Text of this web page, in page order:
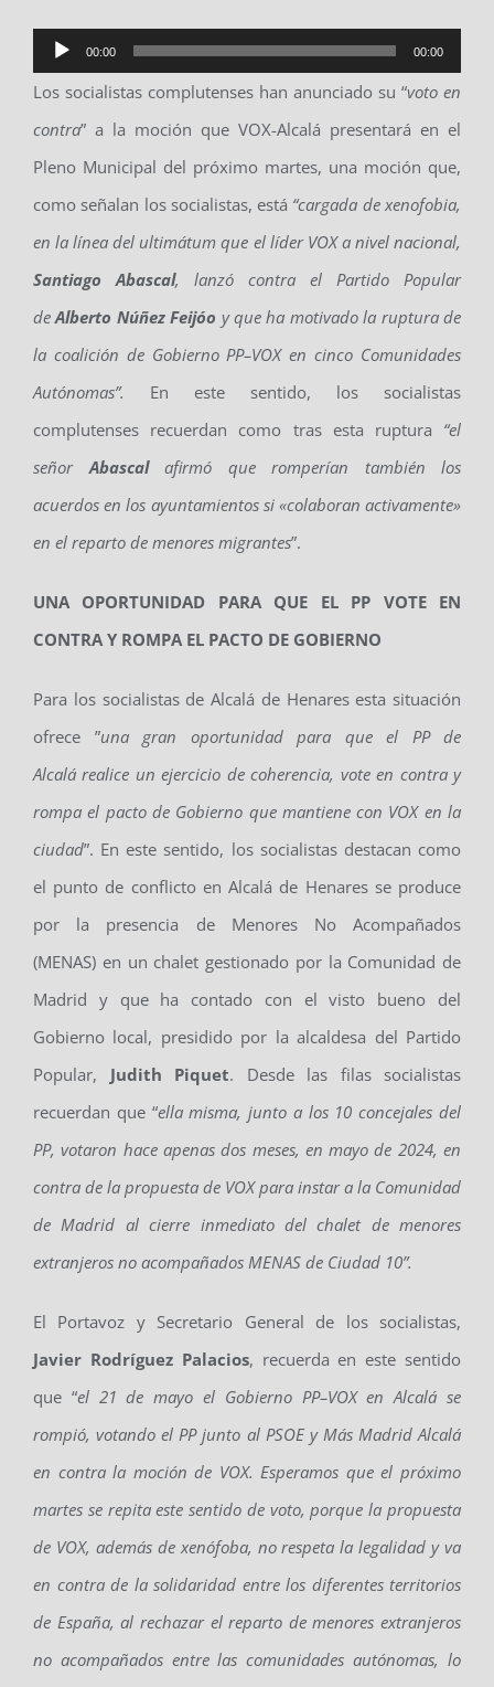
Reproductor
de
audio
00:00 00:00
Los socialistas complutenses han anunciado su “voto en
contra” a la moción que VOX-Alcalá presentará en el
Pleno Municipal del próximo martes, una moción que,
como señalan los socialistas, está “cargada de xenofobia,
en la línea del ultimátum que el líder VOX a nivel nacional,
Santiago Abascal, lanzó contra el Partido Popular
de Alberto NúñezFeijóo y que ha motivadola ruptura de
la coalición de Gobierno PP–VOX en cinco Comunidades
Autónomas”. En este sentido, los socialistas
complutenses recuerdan como tras esta ruptura “el
señor Abascal afirmó que romperían también los
acuerdos en los ayuntamientos si «colaboran activamente»
en el reparto de menores migrantes”.
UNA OPORTUNIDAD PARA QUE EL PP VOTE EN
CONTRA Y ROMPA EL PACTO DE GOBIERNO
Para los socialistas de Alcalá de Henares esta situación
ofrece ”una gran oportunidad para que el PPde
Alcalá realice un ejercicio de coherencia, vote en contra y
rompa el pacto de Gobierno que mantiene con VOX en la
ciudad”. En este sentido, los socialistas destacan como
el punto de conflicto en Alcalá de Henares se produce
por la presencia de Menores No Acompañados
(MENAS) en un chalet gestionado por la Comunidad de
Madrid y que ha contado con el visto bueno del
Gobierno local, presidido por la alcaldesa del Partido
Popular, Judith Piquet. Desde las filas socialistas
recuerdan que “ella misma,junto a los 10 concejales del
PP, votaron hace apenas dos meses, en mayo de 2024, en
contra de la propuesta de VOX para instar a la Comunidad
de Madrid al cierre inmediato del chalet de menores
extranjeros no acompañados MENAS de Ciudad 10”.
El Portavoz y Secretario General de los socialistas,
Javier Rodríguez Palacios, recuerda en este sentido
que “el 21 de mayo el Gobierno PP–VOX en Alcalá se
rompió, votando el PP junto al PSOE y Más Madrid Alcalá
en contra la moción de VOX. Esperamos que el próximo
martes se repita este sentido de voto,porque la propuesta
de VOX, además de xenófoba, no respeta la legalidad y va
en contra de la solidaridad entre los diferentes territorios
de España, al rechazar el reparto de menores extranjeros
no acompañados entre las comunidades autónomas, lo